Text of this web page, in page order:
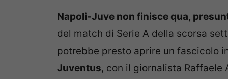
Napoli-Juve non finisce qua,
del match di Serie A della scorsa
potrebbe presto aprire un fascicolo
Juventus, con il giornalista Raffaele